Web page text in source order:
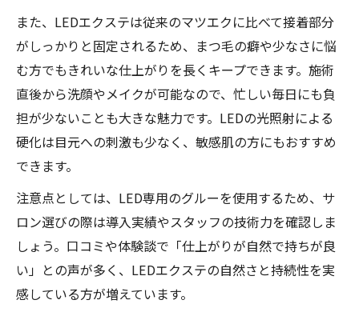
また、LEDエクステは従来のマツエクに比べて接着部分
がしっかりと固定されるため、まつ毛の癖や少なさに悩
む方でもきれいな仕上がりを長くキープできます。施術
直後から洗顔やメイクが可能なので、忙しい毎日にも負
担が少ないことも大きな魅力です。LEDの光照射による
硬化は目元への刺激も少なく、敏感肌の方にもおすすめ
できます。
注意点としては、LED専用のグルーを使用するため、サ
ロン選びの際は導入実績やスタッフの技術力を確認しま
しょう。口コミや体験談で「仕上がりが自然で持ちが良
い」との声が多く、LEDエクステの自然さと持続性を実
感している方が増えています。